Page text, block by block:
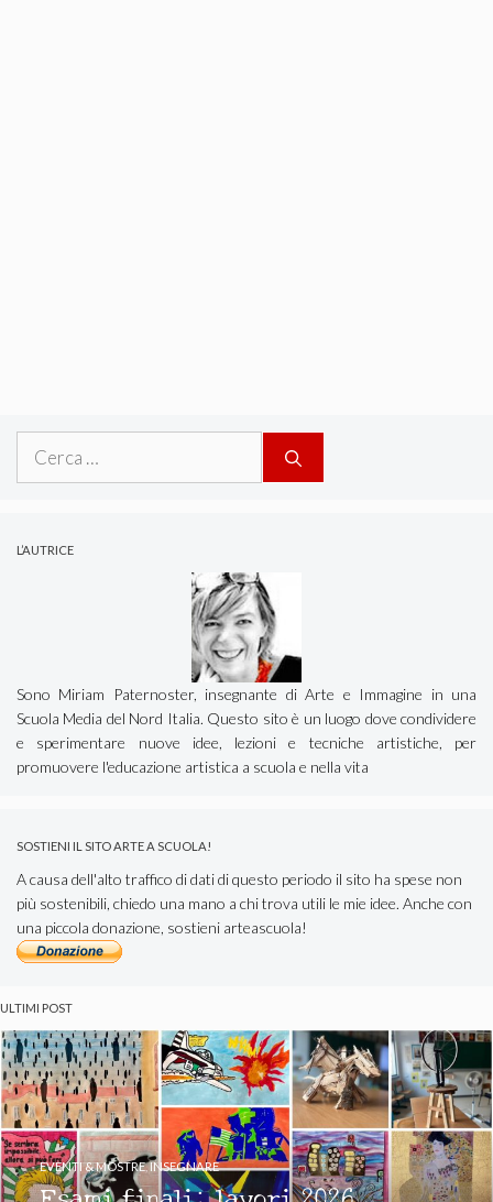
per:
L’AUTRICE
Sono Miriam Paternoster, insegnante di Arte e Immagine in una
Scuola Media del Nord Italia. Questo sito è un luogo dove condividere
e sperimentare nuove idee, lezioni e tecniche artistiche, per
promuovere l'educazione artistica a scuola e nella vita
SOSTIENI IL SITO ARTE A SCUOLA!
A causa dell'alto traffico di dati di questo periodo il sito ha spese non
più sostenibili, chiedo una mano a chi trova utili le mie idee. Anche con
una piccola donazione, sostieni arteascuola!
ULTIMI POST
EVENTI & MOSTRE,INSEGNARE